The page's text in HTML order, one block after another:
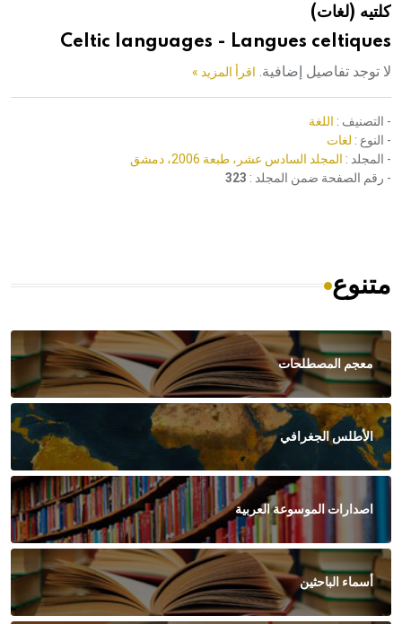
هيئة الموسوعة العربية تطلق موسوعات جديدة في عام 2026كلتيه (لغات)
Celtic languages - Langues celtiques
لا توجد تفاصيل إضافية. اقرأ المزيد »
- التصنيف : اللغة
- النوع : لغات
- المجلد : المجلد السادس عشر، طبعة 2006، دمشق
- رقم الصفحة ضمن المجلد : 323
متنوع
معجم المصطلحات
الأطلس الجغرافي
اصدارات الموسوعة العربية
أسماء الباحثين